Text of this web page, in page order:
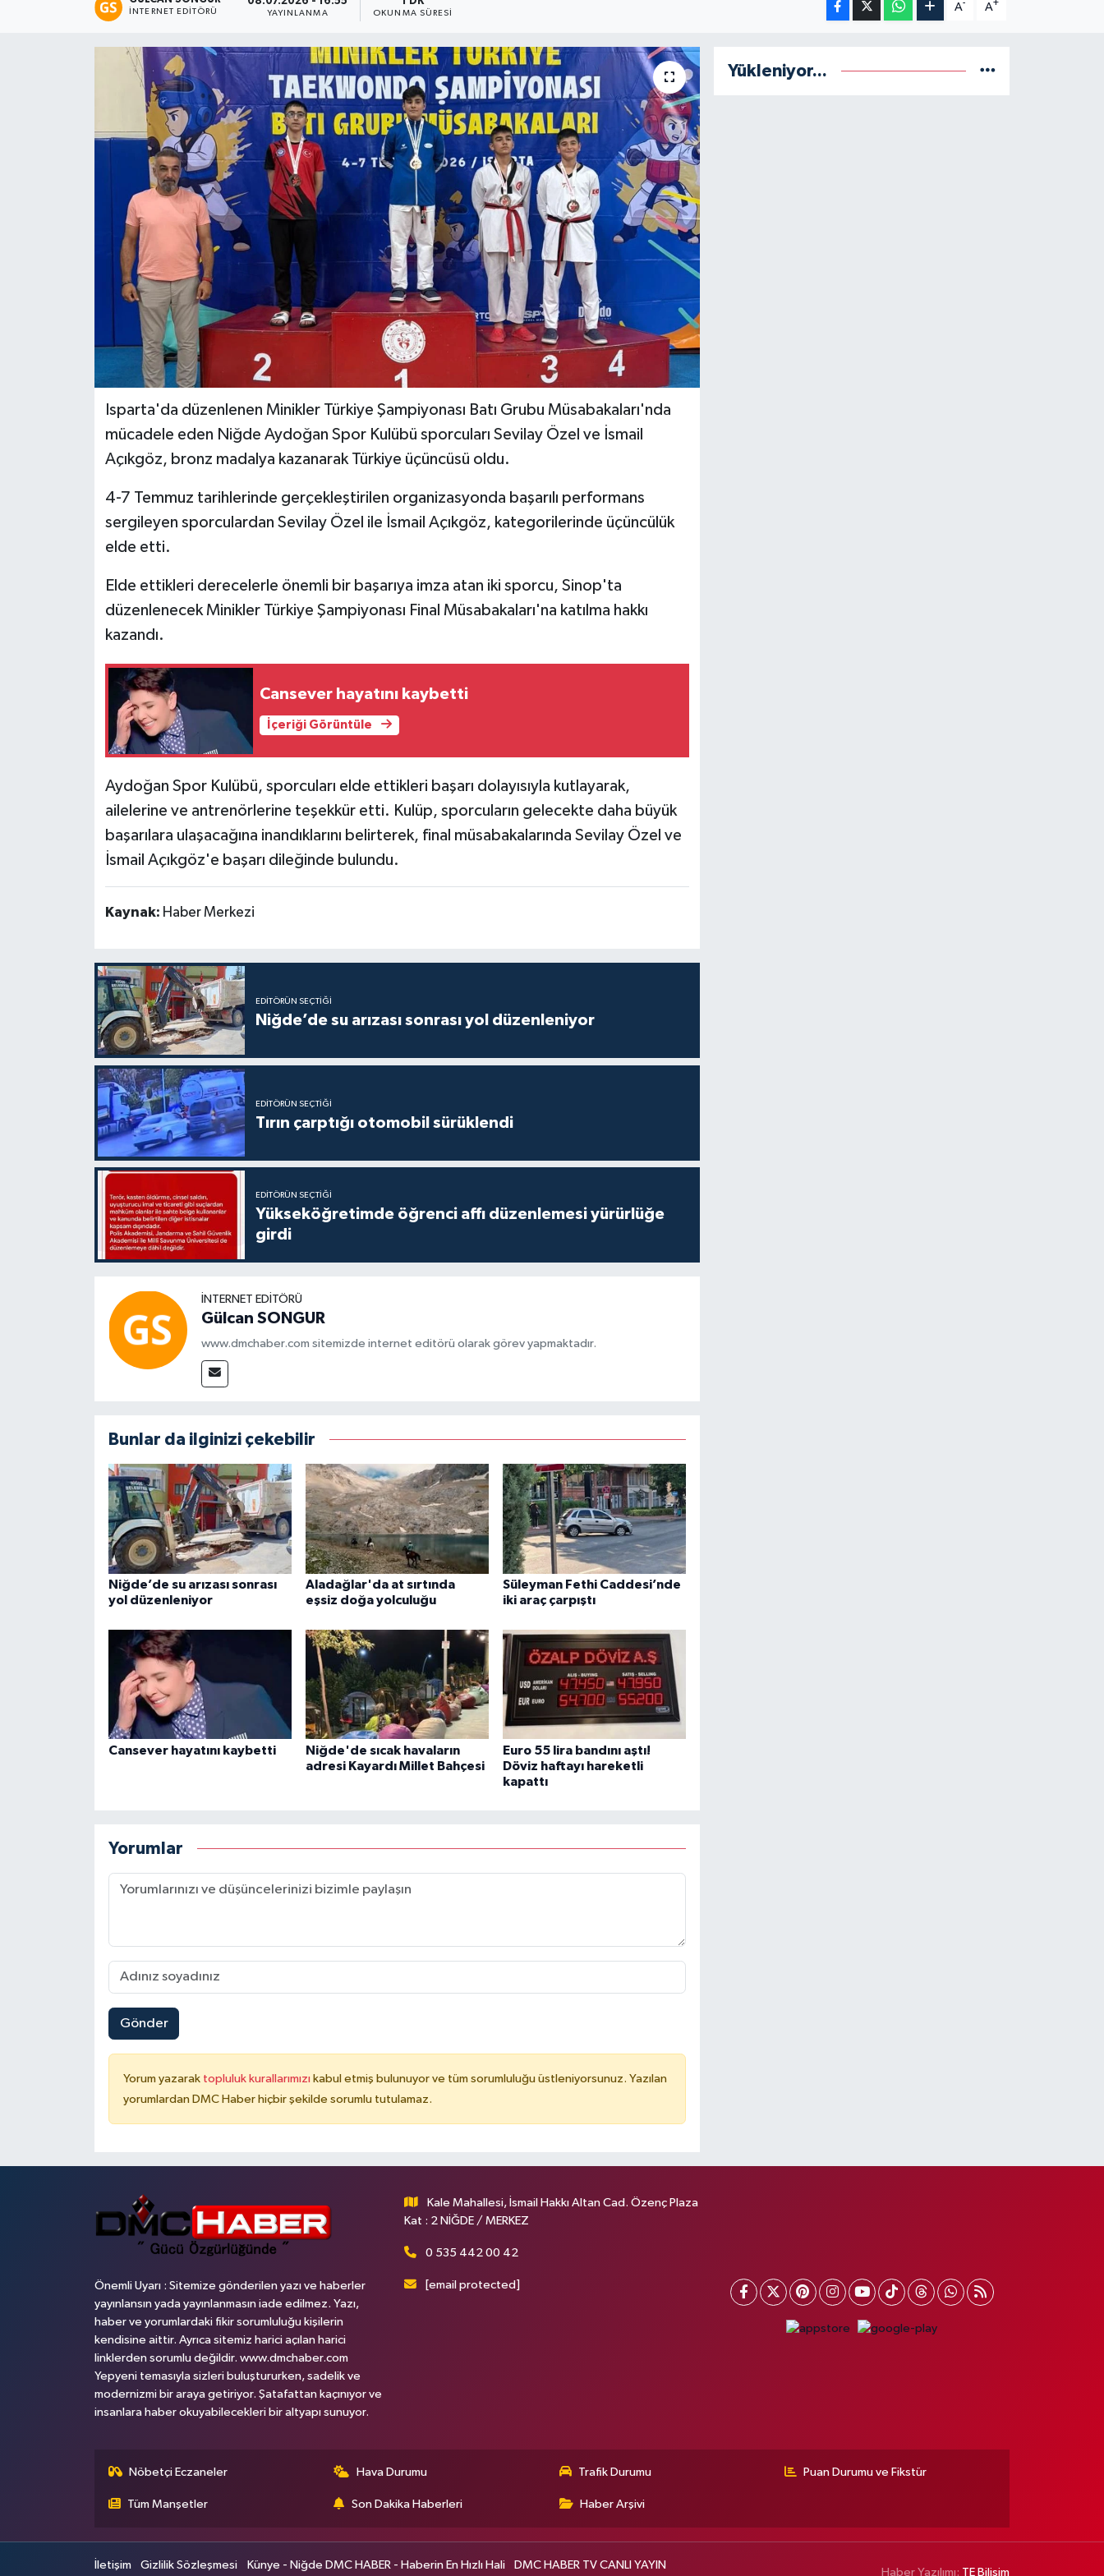
İNTERNET EDITÖRÜ YAYINLANMA OKUNMA SÜRESI
A- A+
Isparta'da düzenlenen Minikler Türkiye Şampiyonası Batı Grubu Müsabakaları'nda
mücadele eden Niğde Aydoğan Spor Kulübü sporcuları Sevilay Özel ve İsmail
Açıkgöz, bronz madalya kazanarak Türkiye üçüncüsü oldu.
4-7 Temmuz tarihlerinde gerçekleştirilen organizasyonda başarılı performans
sergileyen sporculardan Sevilay Özel ile İsmail Açıkgöz, kategorilerinde üçüncülük
elde etti.
Elde ettikleri derecelerle önemli bir başarıya imza atan iki sporcu, Sinop'ta
düzenlenecek Minikler Türkiye Şampiyonası Final Müsabakaları'na katılma hakkı
kazandı.
Cansever hayatını kaybetti
İçeriği Görüntüle
Aydoğan Spor Kulübü, sporcuları elde ettikleri başarı dolayısıyla kutlayarak,
ailelerine ve antrenörlerine teşekkür etti. Kulüp, sporcuların gelecekte daha büyük
başarılara ulaşacağına inandıklarını belirterek, final müsabakalarında Sevilay Özel ve
İsmail Açıkgöz'e başarı dileğinde bulundu.
Kaynak: Haber Merkezi
EDITÖRÜN SEÇTIĞI
Niğde’de su arızası sonrası yol düzenleniyor
EDITÖRÜN SEÇTIĞI
Tırın çarptığı otomobil sürüklendi
EDITÖRÜN SEÇTIĞI
Yükseköğretimde öğrenci affı düzenlemesi yürürlüğe
girdi
İNTERNET EDITÖRÜ
Gülcan SONGUR
www.dmchaber.com sitemizde internet editörü olarak görev yapmaktadır.
Bunlar da ilginizi çekebilir
Niğde’de su arızası sonrası
yol düzenleniyor
Aladağlar'da at sırtında
eşsiz doğa yolculuğu
Süleyman Fethi Caddesi’nde
iki araç çarpıştı
Cansever hayatını kaybetti
Niğde'de sıcak havaların
adresi Kayardı Millet Bahçesi
Euro 55 lira bandını aştı!
Döviz haftayı hareketli
kapattı
Yorumlar
Gönder
Yorum yazarak topluluk kurallarımızı kabul etmiş bulunuyor ve tüm sorumluluğu üstleniyorsunuz. Yazılan
yorumlardan DMC Haber hiçbir şekilde sorumlu tutulamaz.
Yükleniyor...
Önemli Uyarı : Sitemize gönderilen yazı ve haberler
yayınlansın yada yayınlanmasın iade edilmez. Yazı,
haber ve yorumlardaki fikir sorumluluğu kişilerin
kendisine aittir. Ayrıca sitemiz harici açılan harici
linklerden sorumlu değildir. www.dmchaber.com
Yepyeni temasıyla sizleri buluştururken, sadelik ve
modernizmi bir araya getiriyor. Şatafattan kaçınıyor ve
insanlara haber okuyabilecekleri bir altyapı sunuyor.
Kale Mahallesi, İsmail Hakkı Altan Cad. Özenç Plaza
Kat : 2 NİĞDE / MERKEZ
0 535 442 00 42
[email protected]
Nöbetçi Eczaneler Hava Durumu Trafik Durumu Puan Durumu ve Fikstür
Tüm Manşetler Son Dakika Haberleri Haber Arşivi
İletişim Gizlilik Sözleşmesi Künye - Niğde DMC HABER - Haberin En Hızlı Hali DMC HABER TV CANLI YAYIN
Haber Yazılımı: TE Bilişim